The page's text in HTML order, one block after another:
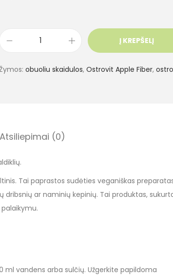
Į KREPŠELĮ
obuoliu skaidulos, Ostrovit Apple Fiber,
Atsiliepimai (0)
Tai paprastos sudėties veganiškas
ar naminių kepinių. Tai produktas,
ml vandens arba sulčių. Užgerkite papildoma